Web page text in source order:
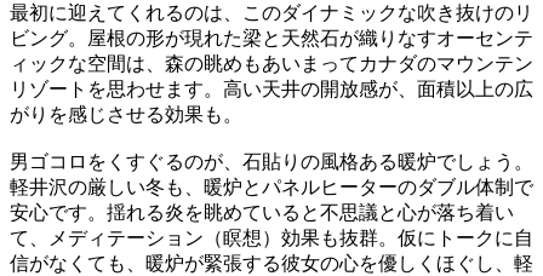
最初に迎えてくれるのは、このダイナミックな吹き抜けのリ
ビング。屋根の形が現れた梁と天然石が織りなすオーセンテ
ィックな空間は、森の眺めもあいまってカナダのマウンテン
リゾートを思わせます。高い天井の開放感が、面積以上の広
がりを感じさせる効果も。
男ゴコロをくすぐるのが、石貼りの風格ある暖炉でしょう。
軽井沢の厳しい冬も、暖炉とパネルヒーターのダブル体制で
安心です。揺れる炎を眺めていると不思議と心が落ち着い
て、メディテーション（瞑想）効果も抜群。仮にトークに自
信がなくても、暖炉が緊張する彼女の心を優しくほぐし、軽